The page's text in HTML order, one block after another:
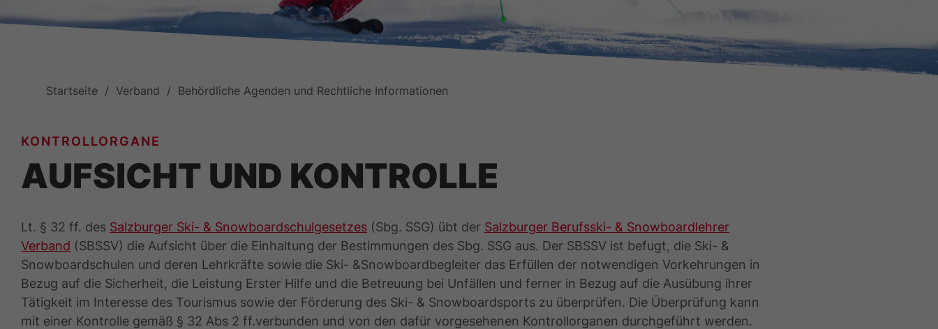
Startseite Verband Behördliche Agenden und Rechtliche Informationen
KONTROLLORGANE
AUFSICHT UND KONTROLLE
Lt. § 32 ff. des Salzburger Ski- & Snowboardschulgesetzes (Sbg. SSG) übt der Salzburger Berufsski- & Snowboardlehrer
Verband (SBSSV) die Aufsicht über die Einhaltung der Bestimmungen des Sbg. SSG aus. Der SBSSV ist befugt, die Ski- &
Snowboardschulen und deren Lehrkräfte sowie die Ski- &Snowboardbegleiter das Erfüllen der notwendigen Vorkehrungen in
Bezug auf die Sicherheit, die Leistung Erster Hilfe und die Betreuung bei Unfällen und ferner in Bezug auf die Ausübung ihrer
Tätigkeit im Interesse des Tourismus sowie der Förderung des Ski- & Snowboardsports zu überprüfen. Die Überprüfung kann
mit einer Kontrolle gemäß § 32 Abs 2 ff.verbunden und von den dafür vorgesehenen Kontrollorganen durchgeführt werden.